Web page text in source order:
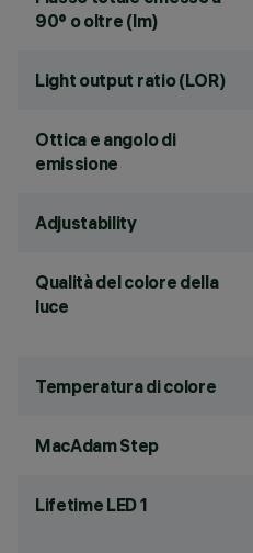
90° o oltre (lm)
Light output ratio (LOR)
Ottica e angolo di
emissione
Adjustability
Qualità del colore della
luce
Temperatura di colore
MacAdam Step
Lifetime LED 1